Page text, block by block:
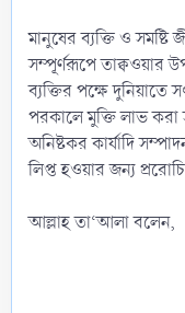
মানুষের ব্যক্তি ও সমষ্টি
সম্পূর্ণরূপে তাক্বওয়ার
ব্যক্তির পক্ষে
পরকালে মুক্তি লাভ করা
অনিষ্টকর কার্যাদি
লিপ্ত হওয়ার জন্য
আল্লাহ তা‘আলা বলেন,